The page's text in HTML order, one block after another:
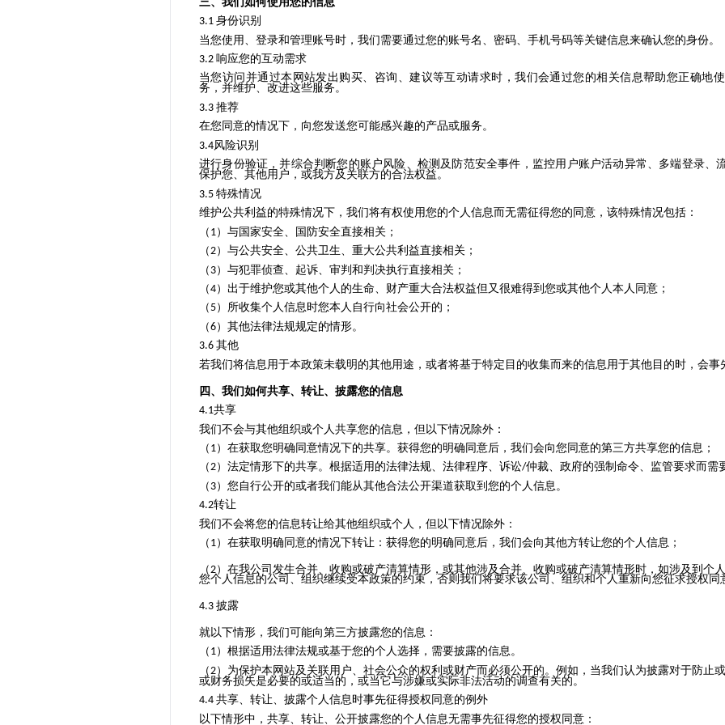
3.1 身份识别
当您使用、登录和管理账号时，我们需要通过您的账号名、密码、手机号码等关键信息来确认您的身份。
3.2 响应您的互动需求
当您访问并通过本网站发出购买、咨询、建议等互动请求时，我们会通过您的相关信息帮助您正确地
务，并维护、改进这些服务。
3.3 推荐
在您同意的情况下，向您发送您可能感兴趣的产品或服务。
3.4风险识别
进行身份验证，并综合判断您的账户风险、检测及防范安全事件，监控用户账户活动异常、多端登录、
保护您、其他用户，或我方及关联方的合法权益。
3.5 特殊情况
维护公共利益的特殊情况下，我们将有权使用您的个人信息而无需征得您的同意，该特殊情况包括：
（ 1）与国家安全、国防安全直接相关；
（2）与公共安全、公共卫生、重大公共利益直接相关；
（ 3）与犯罪侦查、起诉、审判和判决执行直接相关；
（4）出于维护您或其他个人的生命、财产重大合法权益但又很难得到您或其他个人本人同意；
（ 5）所收集个人信息时您本人自行向社会公开的；
（6）其他法律法规规定的情形。
3.6 其他
若我们将信息用于本政策未载明的其他用途，或者将基于特定目的收集而来的信息用于其他目的时，会事
四、我们如何共享、转让、披露您的信息
4.1共享
我们不会与其他组织或个人共享您的信息，但以下情况除外：
（ 1）在获取您明确同意情况下的共享。获得您的明确同意后，我们会向您同意的第三方共享您的信息；
（2）法定情形下的共享。根据适用的法律法规、法律程序、诉讼/仲裁、政府的强制命令、监管要求而需
（ 3）您自行公开的或者我们能从其他合法公开渠道获取到您的个人信息。
4.2转让
我们不会将您的信息转让给其他组织或个人，但以下情况除外：
（ 1）在获取明确同意的情况下转让：获得您的明确同意后，我们会向其他方转让您的个人信息；
（2）在我公司发生合并、收购或破产清算情形，或其他涉及合并、收购或破产清算情形时，如涉及到个
您个人信息的公司、组织继续受本政策的约束，否则我们将要求该公司、组织和个人重新向您征求授权同
4.3 披露
就以下情形，我们可能向第三方披露您的信息：
（ 1） 根据适用法律法规或基于您的个人选择 ，需要披露的信息。
（2）为保护本网站及关联用户、社会公众的权利或财产而必须公开的。例如，当我们认为披露对于防止
或财务损失是必要的或适当的，或当它与涉嫌或实际非法活动的调查有关的。
4.4 共享、转让、披露个人信息时事先征得授权同意的例外
以下情形中，共享、转让、公开披露您的个人信息无需事先征得您的授权同意：